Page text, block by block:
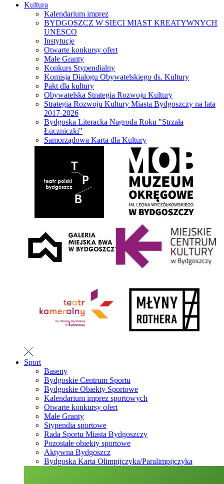
Kultura
Kalendarium imprez
BYDGOSZCZ W SIECI MIAST KREATYWNYCH
UNESCO
Instytucje
Otwarte konkursy ofert
Małe Granty
Konkurs Stypendialny
Komisja Dialogu Obywatelskiego ds. Kultury
Pakt dla kultury
Obywatelska Strategia Rozwoju Kultury
Strategia Rozwoju Kultury Miasta Bydgoszczy na lata
2017-2026
Bydgoska Literacka Nagroda Roku "Strzała
Łuczniczki"
Samorządowa Karta dla Kultury
Sport
Baseny
Bydgoskie Centrum Sportu
Bydgoskie Obiekty Sportowe
Kalendarium imprez sportowych
Otwarte konkursy ofert
Małe Granty
Stypendia sportowe
Rada Sportu Miasta Bydgoszczy
Pozostałe obiekty sportowe
Aktywna Bydgoszcz
Bydgoska Karta Olimpijczyka/Paralimpijczyka